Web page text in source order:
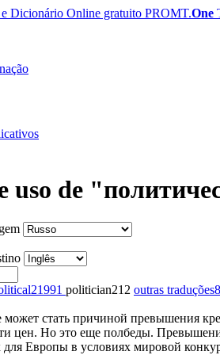
PROMT.One
uso de
21991 politician212 outras traduções
может стать причиной превышения
цен. Но это еще полбеды.
для Европы в условиях мировой